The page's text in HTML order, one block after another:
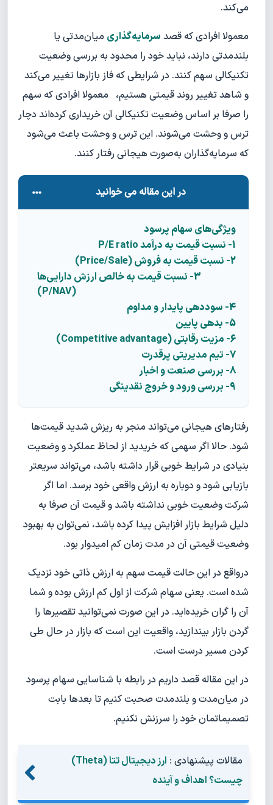
می‌کند.
معمولا افرادی که قصد سرمایه‌گذاری میان‌مدتی یا
بلند‌مدتی دارند، نباید خود را محدود به بررسی وضعیت
تکنیکالی سهم کنند. در شرایطی که فاز بازارها تغییر می‌کند
و شاهد تغییر روند قیمتی هستیم، معمولا افرادی که سهم
را صرفا بر اساس وضعیت تکنیکالی آن خریداری کرده‌اند دچار
ترس و وحشت می‌شوند. این ترس و وحشت باعث می‌شود
که سرمایه‌گذاران به‌صورت هیجانی رفتار کنند.
در این مقاله می خوانید
ویژگی‌های سهام پرسود
1- نسبت قیمت به درآمد P/E ratio
2- نسبت قیمت به فروش (Price/Sale)
3- نسبت قیمت به خالص ارزش دارایی‌ها
(P/NAV)
4- سود‌دهی پایدار و مداوم
5- بدهی پایین
6- مزیت رقابتی (Competitive advantage)
7- تیم مدیریتی پرقدرت
8- بررسی صنعت و اخبار
9- بررسی ورود و خروج نقدینگی
رفتارهای هیجانی می‌تواند منجر به ریزش شدید قیمت‌ها
شود. حالا اگر سهمی که خریدید از لحاظ عملکرد و وضعیت
بنیادی در شرایط خوبی قرار داشته باشد، می‌تواند سریعتر
بازیابی شود و دوباره به ارزش واقعی خود برسد. اما اگر
شرکت وضعیت خوبی نداشته باشد و قیمت آن صرفا به
دلیل شرایط بازار افزایش پیدا کرده باشد، نمی‌توان به بهبود
وضعیت قیمتی آن در مدت زمان کم امیدوار بود.
در‌واقع در این حالت قیمت سهم به ارزش ذاتی خود نزدیک
شده است. یعنی سهام شرکت از اول کم ارزش بوده و شما
آن را گران خریده‌اید. در این صورت نمی‌توانید تقصیرها را
گردن بازار بیندازید، واقعیت این است که بازار در حال طی
کردن مسیر درست است.
در این مقاله قصد داریم در رابطه با شناسایی سهام پرسود
در میان‌مدت و بلندمدت صحبت کنیم تا بعدها بابت
تصمیماتمان خود را سرزنش نکنیم.
مقالات پیشنهادی :
ارز دیجیتال تتا (Theta)
چیست؟ اهداف و آینده